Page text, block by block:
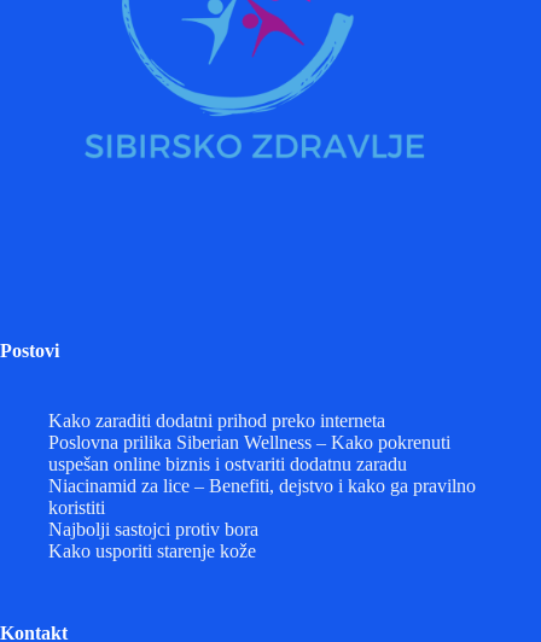
Postovi
Kako zaraditi dodatni prihod preko interneta
Poslovna prilika Siberian Wellness – Kako pokrenuti
uspešan online biznis i ostvariti dodatnu zaradu
Niacinamid za lice – Benefiti, dejstvo i kako ga pravilno
koristiti
Najbolji sastojci protiv bora
Kako usporiti starenje kože
Kontakt